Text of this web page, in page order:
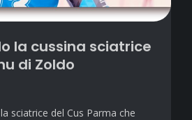
la cussina sciatrice
di Zoldo
sciatrice del Cus Parma che